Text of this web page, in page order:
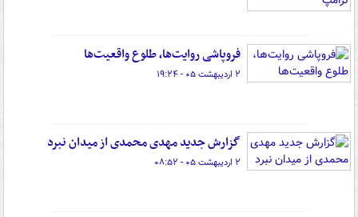
فروپاشی روایت‌ها، طلوع واقعیت‌ها
۲ اردیبهشت ۰۵ - ۱۹:۲۴
گزارش جدید مهدی محمدی از میدان نبرد
۲ اردیبهشت ۰۵ - ۰۸:۵۲